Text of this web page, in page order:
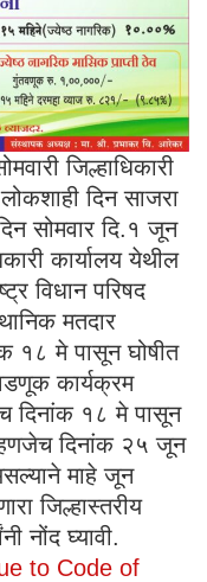
जिल्हाधिकारी
लोकशाही दिन साजरा
सोमवार दि.१ जून
कार्यालय येथील
विधान परिषद
मतदार
१८ मे पासून घोषीत
कार्यक्रम
दिनांक १८ मे पासून
दिनांक २५ जून
माहे जून
जिल्हास्तरीय
नोंद घ्यावी.
to Code of